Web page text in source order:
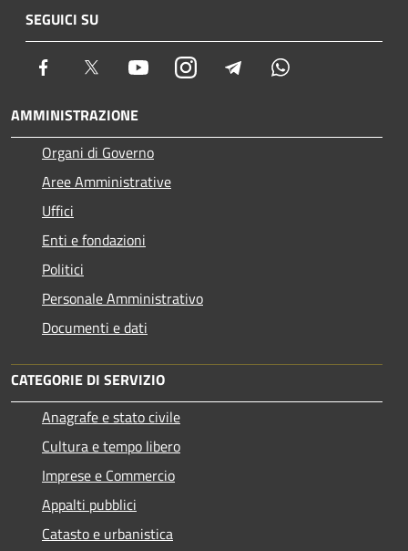
SEGUICI SU
Facebook Twitter YoutubeInstagram Telegram
AMMINISTRAZIONE
Organi di Governo
Aree Amministrative
Uffici
Enti e fondazioni
Politici
Personale Amministrativo
Documenti e dati
CATEGORIE DI SERVIZIO
Anagrafe e stato civile
Cultura e tempo libero
Imprese e Commercio
Appalti pubblici
Catasto e urbanistica